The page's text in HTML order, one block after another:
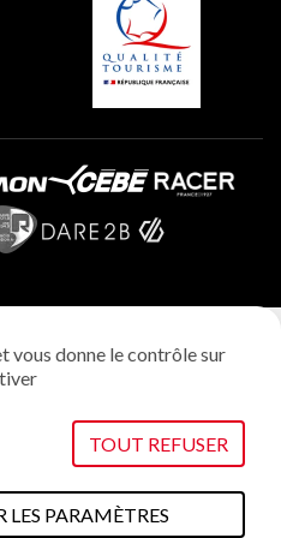
vous donne le contrôle sur
TOUT REFUSER
LES PARAMÈTRES